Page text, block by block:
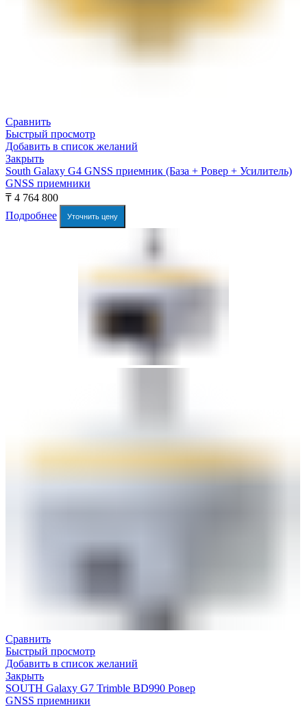
Сравнить
Быстрый просмотр
Добавить в список желаний
Закрыть
South Galaxy G4 GNSS приемник (База + Ровер + Усилитель)
GNSS приемники
₸ 4 764 800
Подробнее
Уточнить цену
Сравнить
Быстрый просмотр
Добавить в список желаний
Закрыть
SOUTH Galaxy G7 Trimble BD990 Ровер
GNSS приемники